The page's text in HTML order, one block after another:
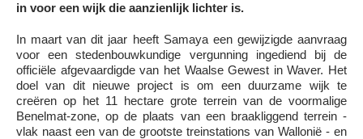
in voor een wijk die aanzienlijk lichter is.
In maart van dit jaar heeft Samaya een gewijzigde aanvraag
voor een stedenbouwkundige vergunning ingediend bij de
officiële afgevaardigde van het Waalse Gewest in Waver. Het
doel van dit nieuwe project is om een duurzame wijk te
creëren op het 11 hectare grote terrein van de voormalige
Benelmat-zone, op de plaats van een braakliggend terrein -
vlak naast een van de grootste treinstations van Wallonië - en